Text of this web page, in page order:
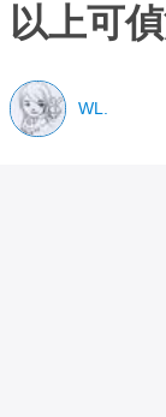
以上可
WL.